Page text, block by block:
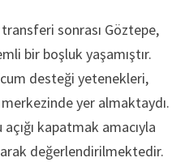
sonrası Göztepe,
bir boşluk yaşamıştır.
desteği yetenekleri,
yer almaktaydı.
kapatmak amacıyla
değerlendirilmektedir.